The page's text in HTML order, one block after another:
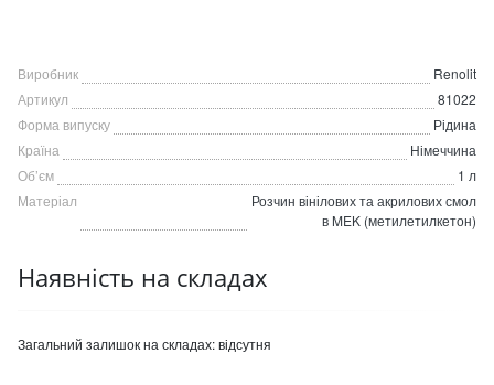
Виробник
Renolit
Артикул
81022
Форма випуску
Рідина
Країна
Німеччина
Об’єм
1 л
Матеріал
Розчин вінілових та акрилових смол
в MEK (метилетилкетон)
Наявність на складах
Загальний залишок на складах:відсутня